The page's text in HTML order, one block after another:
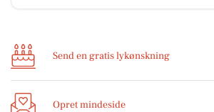
Send en gratis lykønskning
Opret mindeside